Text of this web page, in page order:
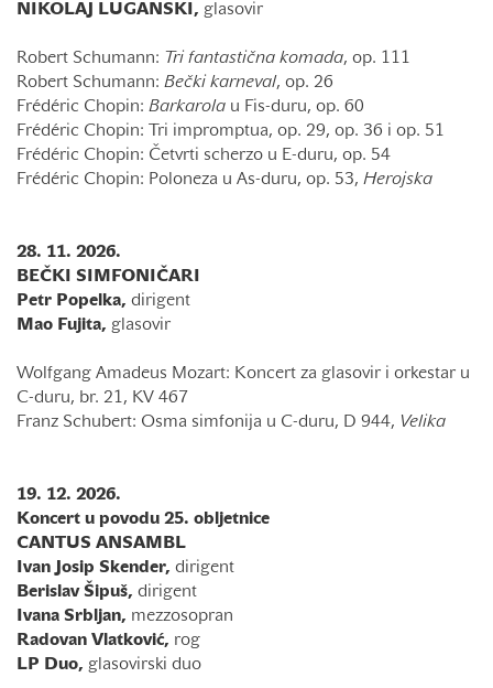
NIKOLAJ LUGANSKI, glasovir
Robert Schumann: Tri fantastična komada, op. 111
Robert Schumann: Bečki karneval, op. 26
Frédéric Chopin: Barkarola u Fis-duru, op. 60
Frédéric Chopin: Tri impromptua, op. 29, op. 36 i op. 51
Frédéric Chopin: Četvrti scherzo u E-duru, op. 54
Frédéric Chopin: Poloneza u As-duru, op. 53, Herojska
28. 11. 2026.
BEČKI SIMFONIČARI
Petr Popelka, dirigent
Mao Fujita, glasovir
Wolfgang Amadeus Mozart: Koncert za glasovir i orkestar u
C-duru, br. 21, KV 467
Franz Schubert: Osma simfonija u C-duru, D 944, Velika
19. 12. 2026.
Koncert u povodu 25. obljetnice
CANTUS ANSAMBL
Ivan Josip Skender, dirigent
Berislav Šipuš, dirigent
Ivana Srbljan, mezzosopran
Radovan Vlatković, rog
LP Duo, glasovirski duo